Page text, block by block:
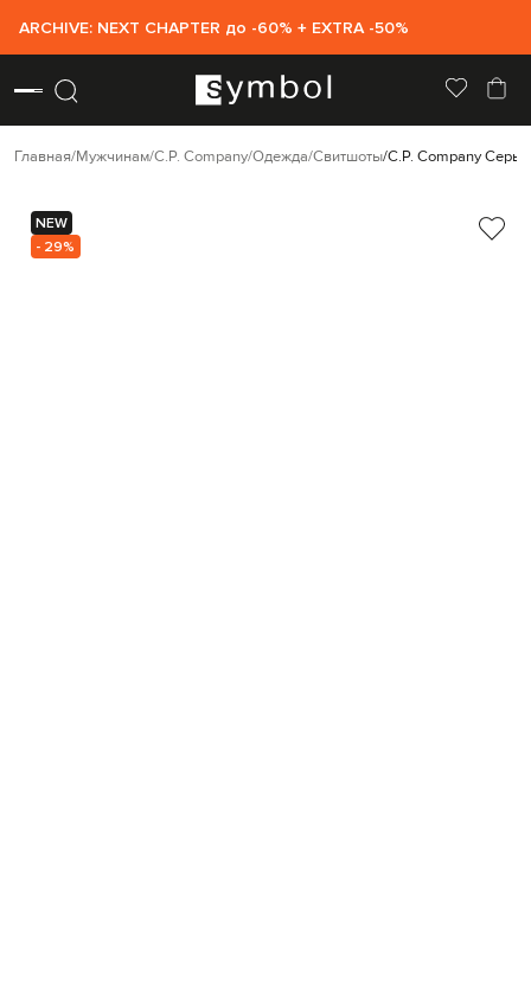
ARCHIVE: NEXT CHAPTER до -60% + EXTRA -50%
Главная Мужчинам C.P. Company Одежда Свитшоты C.P. Company
NEW
- 29%